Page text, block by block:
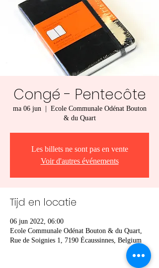
Congé - Pentecôte
ma 06 jun
  |
Ecole Communale Odénat Bouton
& du Quart
Les billets ne sont pas en vente
Voir d'autres événements
Tijd en locatie
06 jun 2022, 06:00
Ecole Communale Odénat Bouton & du Quart,
Rue de Soignies 1, 7190 Écaussinnes, Belgium